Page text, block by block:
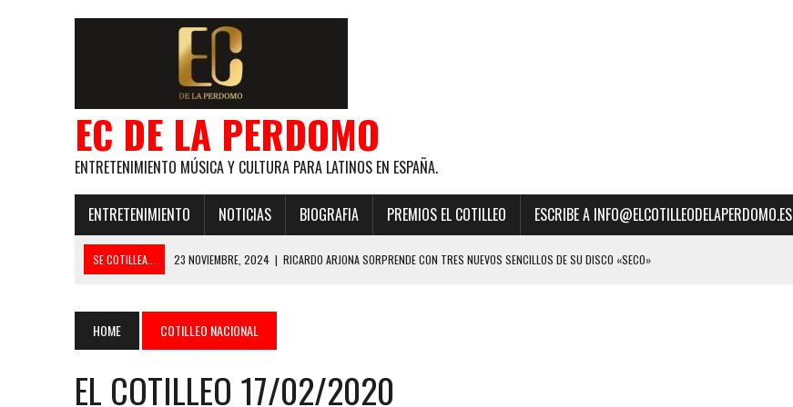
EC DE LA PERDOMO
ENTRETENIMIENTO MÚSICA Y CULTURA PARA LATINOS EN ESPAÑA.
ENTRETENIMIENTO NOTICIAS BIOGRAFIA PREMIOS EL COTILLEO ESCRIBE A INFO@ELCOTILLEODELAPERDOMO.ES
SE COTILLEA... 23 NOVIEMBRE, 2024 | RICARDO ARJONA SORPRENDE CON TRES NUEVOS SENCILLOS DE SU DISCO «SECO»
21 NOVIEMBRE, 2023 | ESLABON ARMADO SE LLEVA A CASA EL PREMIO BILLBOARD DE LA MÚSICA 2023 A “MEJOR CANCIÓN LATINA” POR SU ÉXITO
GLOBAL ELLA BAILA SOLA
HOME COTILLEO NACIONAL
EL COTILLEO 17/02/2020